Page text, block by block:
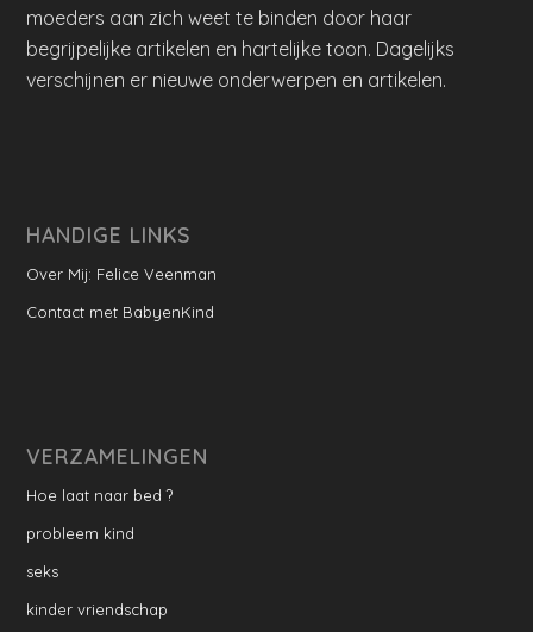
moeders aan zich weet te binden door haar
begrijpelijke artikelen en hartelijke toon. Dagelijks
verschijnen er nieuwe onderwerpen en artikelen.
HANDIGE LINKS
Over Mij: Felice Veenman
Contact met BabyenKind
VERZAMELINGEN
Hoe laat naar bed ?
probleem kind
seks
kinder vriendschap